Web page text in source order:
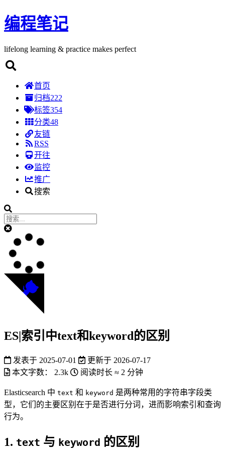
编程笔记
lifelong learning & practice makes perfect
首页
归档222
标签354
分类48
友链
RSS
开往
监控
推广
搜索
ES|索引中text和keyword的区别
发表于 2025-07-01 更新于 2026-07-17
本文字数：
2.3k 阅读时长 ≈ 2 分钟
Elasticsearch 中 text 和 keyword 是两种常用的字符串字段类
型，它们的主要区别在于是否进行分词，进而影响索引和查询
行为。
1. text 与 keyword 的区别